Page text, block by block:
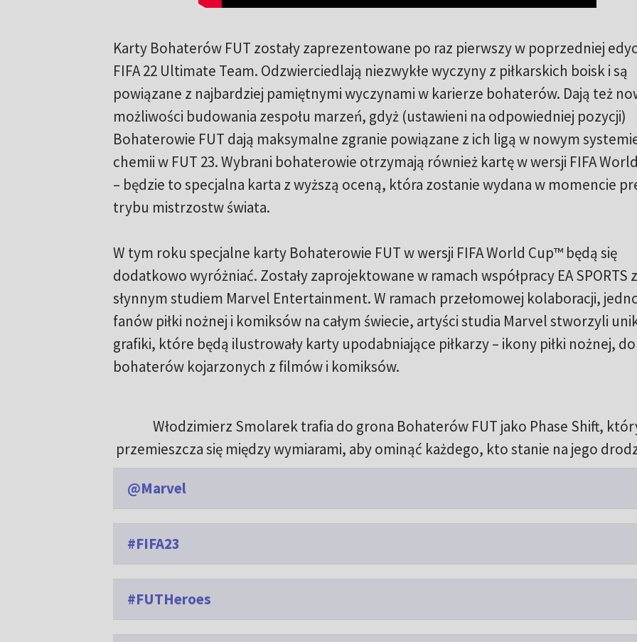
Karty Bohaterów FUT zostały zaprezentowane po raz pierwszy w poprzedniej
FIFA 22 Ultimate Team. Odzwierciedlają niezwykłe wyczyny z piłkarskich boisk i są
powiązane z najbardziej pamiętnymi wyczynami w karierze bohaterów. Dają też
możliwości budowania zespołu marzeń, gdyż (ustawieni na odpowiedniej pozycji)
Bohaterowie FUT dają maksymalne zgranie powiązane z ich ligą w nowym
chemii w FUT 23. Wybrani bohaterowie otrzymają również kartę w wersji FIFA
– będzie to specjalna karta z wyższą oceną, która zostanie wydana w momencie
trybu mistrzostw świata.
W tym roku specjalne karty Bohaterowie FUT w wersji FIFA World Cup™ będą się
dodatkowo wyróżniać. Zostały zaprojektowane w ramach współpracy EA SPORTS
słynnym studiem Marvel Entertainment. W ramach przełomowej kolaboracji,
fanów piłki nożnej i komiksów na całym świecie, artyści studia Marvel stworzyli
grafiki, które będą ilustrowały karty upodabniające piłkarzy – ikony piłki nożnej, do
bohaterów kojarzonych z filmów i komiksów.
Włodzimierz Smolarek trafia do grona Bohaterów FUT jako Phase Shift,
przemieszcza się między wymiarami, aby ominąć każdego, kto stanie na jego
@Marvel
#FIFA23
#FUTHeroes